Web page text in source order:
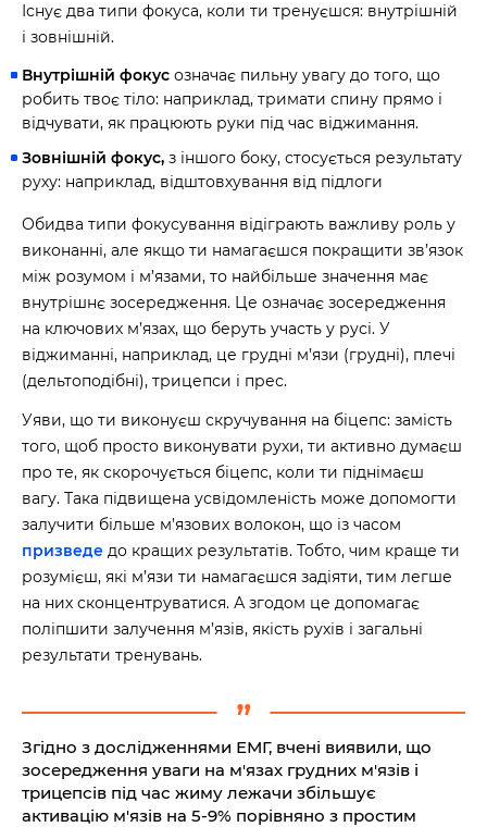
Існує два типи фокуса, коли ти тренуєшся: внутрішній
і зовнішній.
Внутрішній фокус означає пильну увагу до того, що
робить твоє тіло: наприклад, тримати спину прямо і
відчувати, як працюють руки під час віджимання.
Зовнішній фокус, з іншого боку, стосується результату
руху: наприклад, відштовхування від підлоги
Обидва типи фокусування відіграють важливу роль у
виконанні, але якщо ти намагаєшся покращити зв’язок
між розумом і м’язами, то найбільше значення має
внутрішнє зосередження. Це означає зосередження
на ключових м’язах, що беруть участь у русі. У
віджиманні, наприклад, це грудні м’язи (грудні), плечі
(дельтоподібні), трицепси і прес.
Уяви, що ти виконуєш скручування на біцепс: замість
того, щоб просто виконувати рухи, ти активно думаєш
про те, як скорочується біцепс, коли ти піднімаєш
вагу. Така підвищена усвідомленість може допомогти
залучити більше м’язових волокон, що із часом
призведе до кращих результатів. Тобто, чим краще ти
розумієш, які м’язи ти намагаєшся задіяти, тим легше
на них сконцентруватися. А згодом це допомагає
поліпшити залучення м’язів, якість рухів і загальні
результати тренувань.
Згідно з дослідженнями ЕМГ, вчені виявили, що
зосередження уваги на м'язах грудних м'язів і
трицепсів під час жиму лежачи збільшує
активацію м'язів на 5-9% порівняно з простим